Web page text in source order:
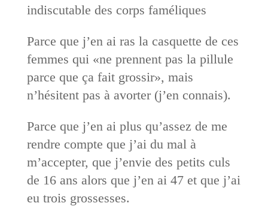
indiscutable des corps faméliques
Parce que j’en ai ras la casquette de ces
femmes qui «ne prennent pas la pillule
parce que ça fait grossir», mais
n’hésitent pas à avorter (j’en connais).
Parce que j’en ai plus qu’assez de me
rendre compte que j’ai du mal à
m’accepter, que j’envie des petits culs
de 16 ans alors que j’en ai 47 et que j’ai
eu trois grossesses.